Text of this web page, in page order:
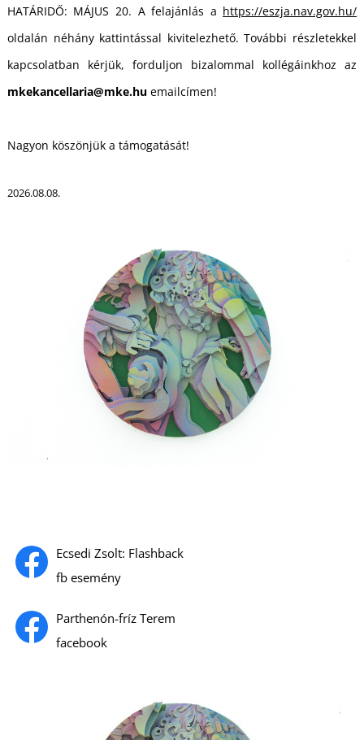
Ecsedi Zsolt: Flashback
fb esemény
Parthenón-fríz Terem
facebook
HATÁRIDŐ: MÁJUS 20. A felajánlás a https://eszja.nav.gov.hu/
oldalán néhány kattintással kivitelezhető. További részletekkel
kapcsolatban kérjük, forduljon bizalommal kollégáinkhoz az
mkekancellaria@mke.huemailcímen!
Nagyon köszönjük a támogatását!
2026.08.08.